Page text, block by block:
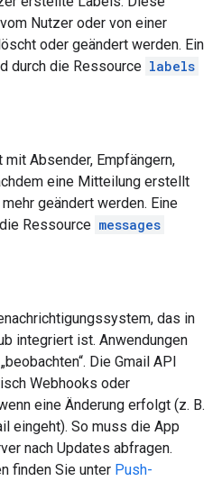
Nutzer oder von einer
oder geändert werden. Ein
durch die Ressource labels
mit Absender, Empfängern,
eine Mitteilung erstellt
geändert werden. Eine
Ressource messages
das in
integriert ist. Anwendungen
Die Gmail API
Webhooks oder
eine Änderung erfolgt (z. B.
eingeht). So muss die App
nach Updates abfragen.
finden Sie unter Push-